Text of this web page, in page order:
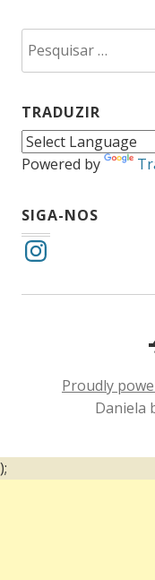
por:
TRADUZIR
Powered by
SIGA-NOS
Instagram
Proudly
Daniela
);